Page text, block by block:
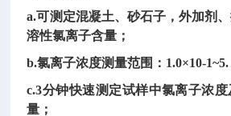
a.可测定混凝土、砂石子，外加剂
溶性氯离子含量；
b.氯离子浓度测量范围：1.0×10-
c.3分钟快速测定试样中氯离子浓
量；